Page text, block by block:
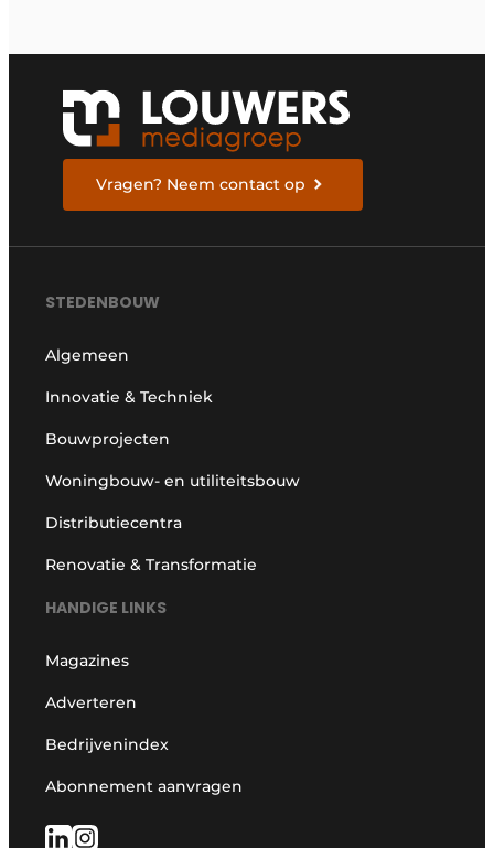
Vragen? Neem contact op
STEDENBOUW
Algemeen
Innovatie & Techniek
Bouwprojecten
Woningbouw- en utiliteitsbouw
Distributiecentra
Renovatie & Transformatie
HANDIGE LINKS
Magazines
Adverteren
Bedrijvenindex
Abonnement aanvragen